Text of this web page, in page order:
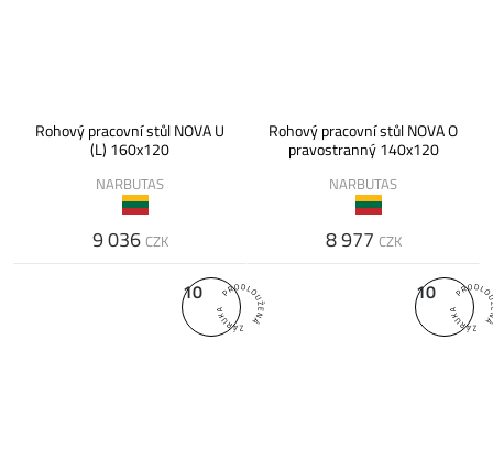
Rohový pracovní stůl NOVA U
(L) 160x120
NARBUTAS
9 036 CZK
Rohový pracovní stůl NOVA O
pravostranný 140x120
NARBUTAS
8 977 CZK
10 10